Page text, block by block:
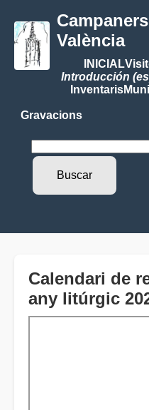
València
INICIAL
Introducción
Inventaris
Gravacions
Calendari de
any litúrgic